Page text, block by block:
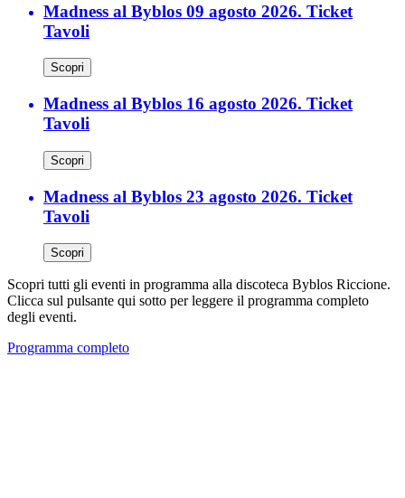
Madness al Byblos 09 agosto 2026. Ticket
Tavoli
Scopri
Madness al Byblos 16 agosto 2026. Ticket
Tavoli
Scopri
Madness al Byblos 23 agosto 2026. Ticket
Tavoli
Scopri
Scopri tutti gli eventi in programma alla discoteca Byblos Riccione.
Clicca sul pulsante qui sotto per leggere il programma completo
degli eventi.
Programma completo